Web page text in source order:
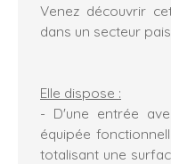
Venez découvrir
dans un secteur
Elle dispose :
- D'une entrée
équipée
totalisant une